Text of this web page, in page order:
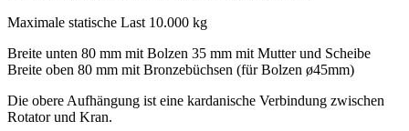
Maximale statische Last 10.000 kg
Breite unten 80 mm mit Bolzen 35 mm mit Mutter und Scheibe
Breite oben 80 mm mit Bronzebüchsen (für Bolzen ø45mm)
Die obere Aufhängung ist eine kardanische Verbindung zwischen
Rotator und Kran.